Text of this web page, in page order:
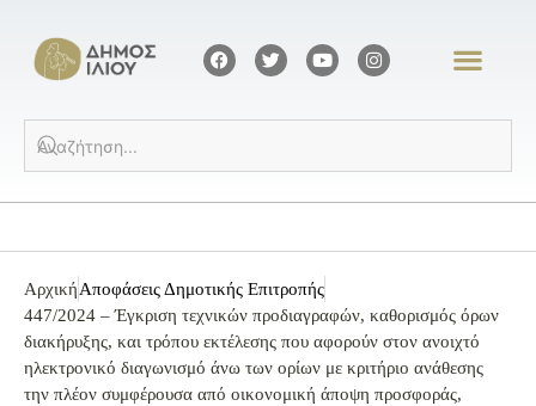
ΑρχικήΑποφάσεις Δημοτικής Επιτροπής
447/2024 – Έγκριση τεχνικών προδιαγραφών, καθορισμός όρων
διακήρυξης, και τρόπου εκτέλεσης που αφορούν στον ανοιχτό
ηλεκτρονικό διαγωνισμό άνω των ορίων με κριτήριο ανάθεσης
την πλέον συμφέρουσα από οικονομική άποψη προσφοράς,